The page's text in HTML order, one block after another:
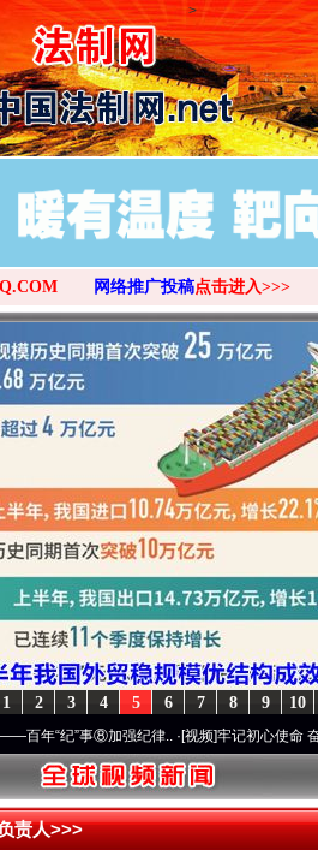
>
网络推广投稿点击进入>>>
10
9
8
7
6
5
4
3
2
1
纪”事⑧加强纪律..·[视频]牢记初心使命 奋进复兴
责人>>>